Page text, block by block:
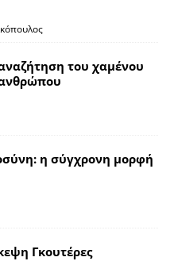
του χαμένου
η σύγχρονη μορφή
Γκουτέρες